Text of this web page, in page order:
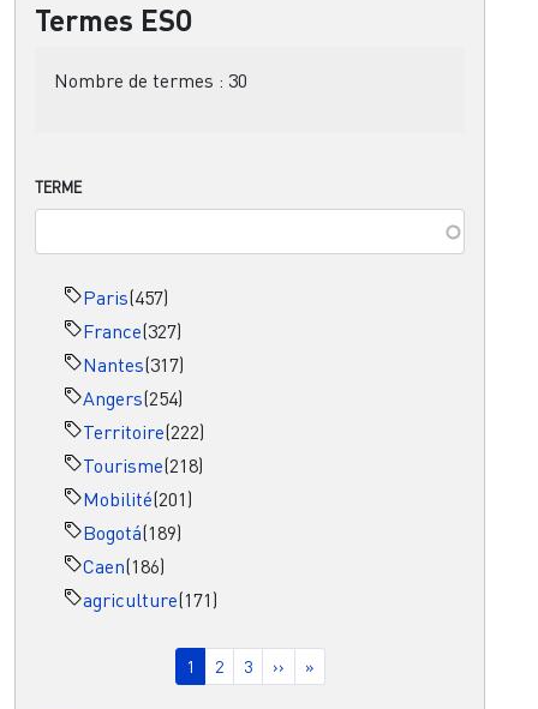
Termes ESO
Nombre de termes : 30
TERME
Paris(457)
France(327)
Nantes(317)
Angers(254)
Territoire(222)
Tourisme(218)
Mobilité(201)
Bogotá(189)
Caen(186)
agriculture(171)
Page courante
1 Page
2 Page
3 Page suivante
›› Dernière page
»